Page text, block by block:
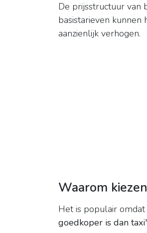
De prijsstructuur van
basistarieven kunnen
aanzienlijk verhogen.
Waarom
Het is populair omdat
goedkoper is dan